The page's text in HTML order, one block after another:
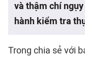
và thậm chí
hành kiểm tra
Trong chia sẻ với